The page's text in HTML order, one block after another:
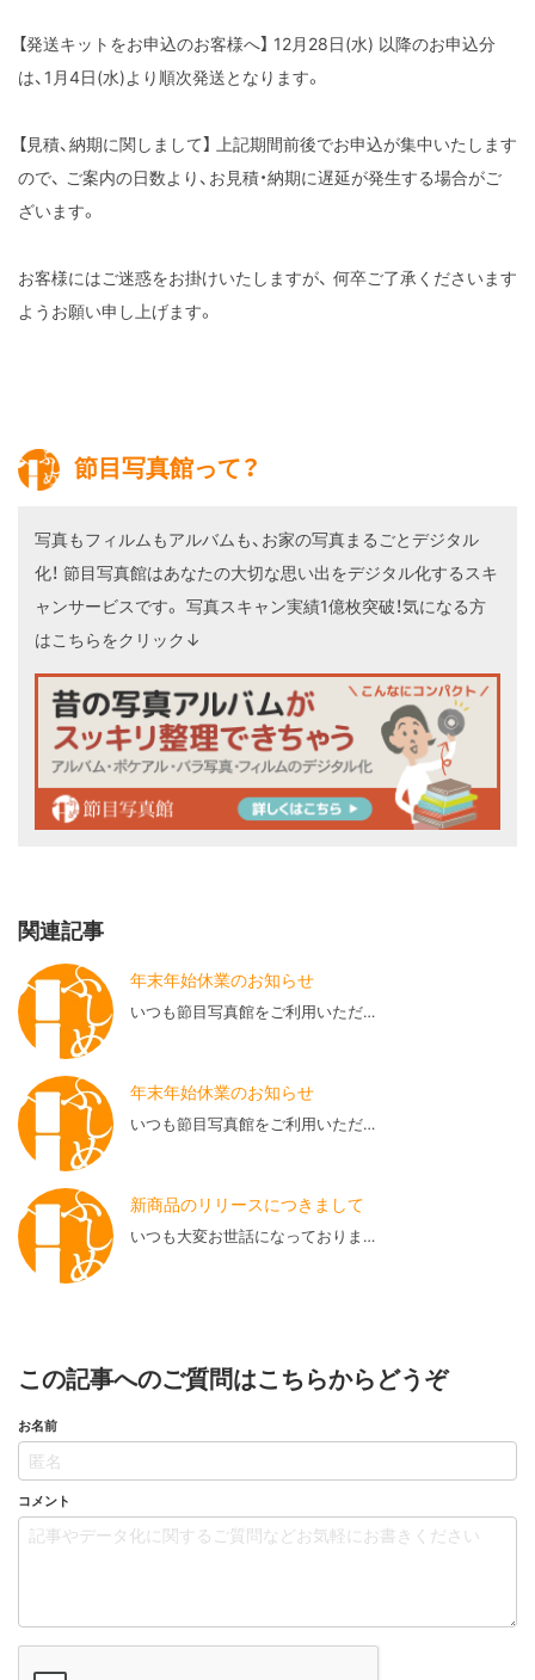
【発送キットをお申込のお客様へ】 12月28日(水) 以降のお申込分
は、1月4日(水)より順次発送となります。
【見積、納期に関しまして】
上記期間前後でお申込が集中いたします
ので、 ご案内の日数より、お見積・納期に遅延が発生する場合がご
ざいます。
お客様にはご迷惑をお掛けいたしますが、 何卒ご了承くださいます
ようお願い申し上げます。
節目写真館って？
写真もフィルムもアルバムも、お家の写真まるごとデジタル
化！ 節目写真館はあなたの大切な思い出をデジタル化するスキ
ャンサービスです。 写真スキャン実績1億枚突破！気になる方
はこちらをクリック↓
関連記事
年末年始休業のお知らせ
いつも節目写真館をご利用いただ…
年末年始休業のお知らせ
いつも節目写真館をご利用いただ…
新商品のリリースにつきまして
いつも大変お世話になっておりま…
この記事へのご質問はこちらからどうぞ
お名前
コメント